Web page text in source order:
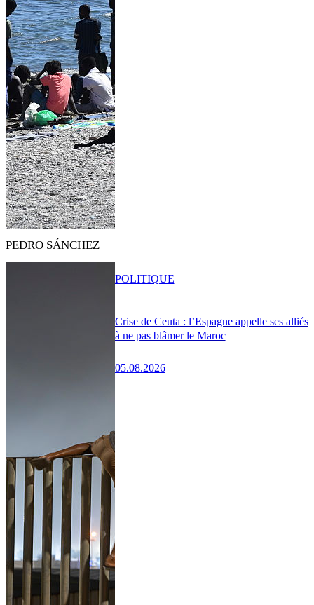
PEDRO SÁNCHEZ
Crise de Ceuta : l’Espagne appelle ses alliés
à ne pas blâmer le Maroc
05.08.2026
POLITIQUE